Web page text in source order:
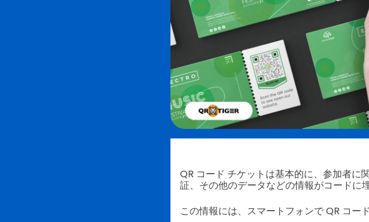
QR コード チケットは基本的に、参加者に
証、その他のデータなどの情報がコードに
この情報には、スマートフォンで QR コー